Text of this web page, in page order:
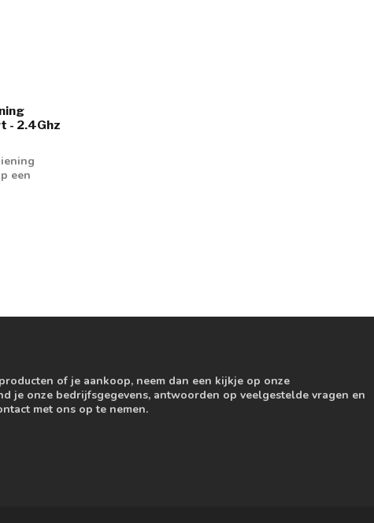
- 2.4Ghz
een
of je aankoop, neem dan een kijkje op onze
je onze bedrijfsgegevens, antwoorden op veelgestelde vragen en
met ons op te nemen.